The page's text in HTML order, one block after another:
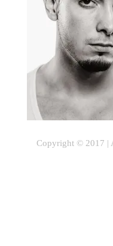
Copyright © 2017 |